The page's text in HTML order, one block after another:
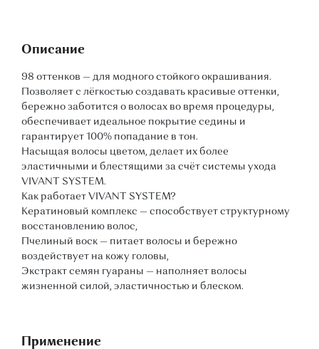
Описание
98 оттенков — для модного стойкого окрашивания.
Позволяет с лёгкостью создавать красивые оттенки,
бережно заботится о волосах во время процедуры,
обеспечивает идеальное покрытие седины и
гарантирует 100% попадание в тон.
Насыщая волосы цветом, делает их более
эластичными и блестящими за счёт системы ухода
VIVANT SYSTEM.
Как работает VIVANT SYSTEM?
Кератиновый комплекс — способствует структурному
восстановлению волос,
Пчелиный воск — питает волосы и бережно
воздействует на кожу головы,
Экстракт семян гуараны — наполняет волосы
жизненной силой, эластичностью и блеском.
Применение